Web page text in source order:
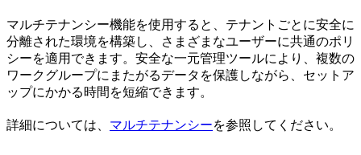
マルチテナンシー機能を使用すると、テナントごとに安全に
分離された環境を構築し、さまざまなユーザーに共通のポリ
シーを適用できます。安全な一元管理ツールにより、複数の
ワークグループにまたがるデータを保護しながら、セットア
ップにかかる時間を短縮できます。
詳細については、 マルチテナンシーを参照してください。